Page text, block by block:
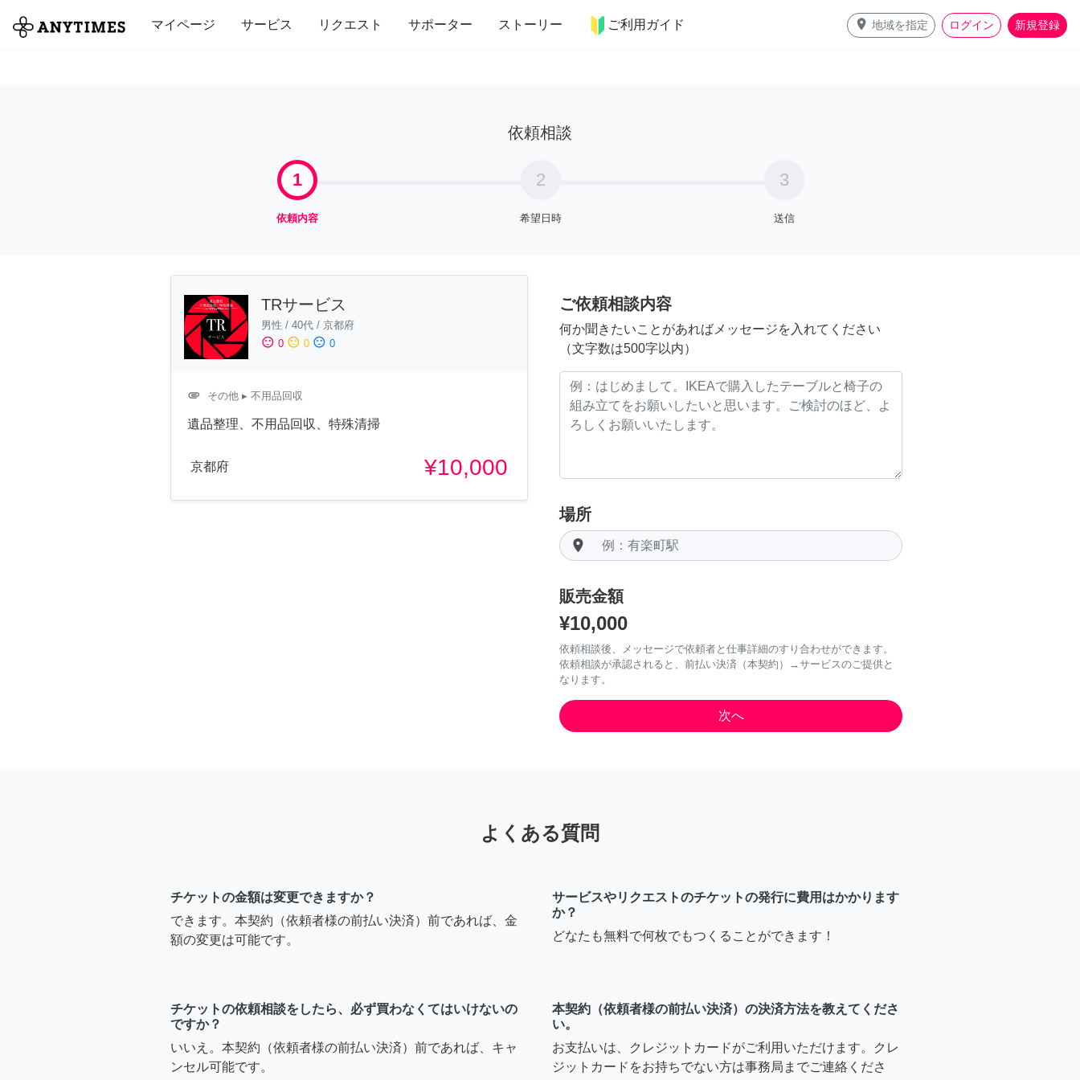
マイページ サービス リクエスト サポーター ストーリー ご利用ガイド place 地域を指定 ログイン 新規登録
全て 修理・組立 家事 引っ越し インテリア 趣味・習い事 ペット 料理
依頼相談
1
依頼内容
2
希望日時
3
送信
TRサービス
男性 / 40代 / 京都府
sentiment_satisfied 0 sentiment_neutral 0 sentiment_dissatisfied 0
attachment その他 ▸ 不用品回収
遺品整理、不用品回収、特殊清掃
京都府 ¥10,000
ご依頼相談内容
何か聞きたいことがあればメッセージを入れてください
（文字数は500字以内）
場所
room
販売金額
¥10,000
依頼相談後、メッセージで依頼者と仕事詳細のすり合わせができます。
依頼相談が承認されると、前払い決済（本契約）→サービスのご提供と
なります。
よくある質問
チケットの金額は変更できますか？
できます。本契約（依頼者様の前払い決済）前であれば、金
額の変更は可能です。
サービスやリクエストのチケットの発行に費用はかかります
か？
どなたも無料で何枚でもつくることができます！
チケットの依頼相談をしたら、必ず買わなくてはいけないの
ですか？
いいえ。本契約（依頼者様の前払い決済）前であれば、キャ
ンセル可能です。
本契約（依頼者様の前払い決済）の決済方法を教えてくださ
い。
お支払いは、クレジットカードがご利用いただけます。クレ
ジットカードをお持ちでない方は事務局までご連絡くださ